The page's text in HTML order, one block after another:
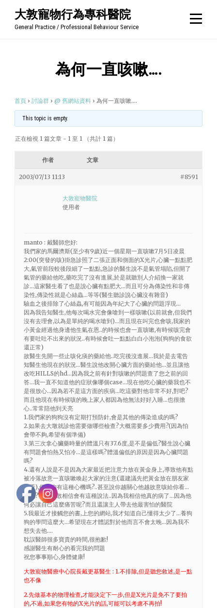
大敦寵物行為專科醫院
General Practice / Professional Behaviour Service
為何一直咳嗽….
首頁 › 討論群 › @ 舊網站資料 › 為何一直咳嗽….
This topic is empty.
正在檢視 1 篇文章 - 1 至 1 （共計 1 篇）
作者 文章
2003/07/13 11:13 #8591
大敦寵物醫院
使用者
manto : 戴醫師您好:
我們家的馬爾濟斯(至少有9歲)近一個星期一直咳嗽7月5日凌晨
2:00(突發的咳)掛急診照了二張正面和側面的X光片,心臟一點點肥
大,氣管前段較後段細了一點點,急診的醫生說不是氣管塌陷,但開了
氣管的藥給他吃,藥吃完了沒有進展,於是就聽別人介紹換一家就
診…這家醫生看了也是說心臟有點肥大…而且可分為傳染性和非傳
染性,傳染性就是心絲蟲…等等(醫生聽診說心臟沒有雜音)
驗血之後排除了心絲蟲,有可能因為年紀大了心臟的問題浮現…
因為我告知醫生,他每次喝水完會像嗆到一樣咳嗽(以前就會,但我們
沒有去理會,以為是單純的喝水嗆到)…而且現在叫完也會咳,我家的
小黃金經過他身邊他生氣在恩..的時候也會一直咳嗽,有時候咳完會
有要吐吐不出來的狀況..有時候會吐一點點白白小泡泡(狗狗的食欲
還正常)
故醫生先開一些止咳化痰的藥給他..吃完後沒進展…我於是去電告
知醫生他現在的狀況…醫生說他改開心臟方面的藥給他…並且讓他
改吃HILLS的hd…因為我之前有針對咳嗽的問題查了您之前的回
答…我一直不知道他的症狀像哪個case…現在他吃心臟的藥我也不
是很放心…因為若不是這方面的疾病…吃這藥對他非常不好,對吧?
而且他現在有時候咳的晚上家人都因為他無法好好入睡…也很擔
心..常常陪他到天亮
1.我們家的狗狗沒有定期打預防針,會是其他的傳染造成的嗎?
2.如果去大墩就診他需要做哪些檢查?大概需要多少費用?(因為怕
會帶不夠,希望有個準備)
3.第三次拿心臟藥時量的體溫只有37.6度,是不是偏低?醫生說心臟
有問題會怕熱又怕冷…是這樣嗎?體溫偏低的原因是因為心臟問題
嗎?
4.還有人說是不是因為大家最近把注意力放在黃金身上,導致他有點
被冷落故意一直咳嗽喚起大家的注意(還建議先把黃金放在朋友家
看看),但是狗有這種心機嗎?..甚至說你越關心他越故意咳給你看…
會嗎?我真不敢相信會有這種說法..因為我相信他真的病了…因為他
何必讓自己這麼痛苦呢?而且還讓主人帶去他最害怕的醫院
5.我最近才接觸您的書,上您的網站,我才知道自己懂得太少了…養狗
狗的學問這麼大…希望現在才體認對於他而言不會太晚…因為我不
想失去他….
耽誤醫師很多寶貴的時間,很抱歉!
感謝醫生有耐心的看完我的問題
祝您事事順心,身體健康!
大敦寵物醫療中心院長戴更基醫生 : 1.不排除,但是聽您敘述,是一點
也不像
2.先做基本的物理檢查,才能決定下一步,但是X光片是免不了要拍
的,不過,如果您有牠的X光片的話,可能可以考慮不再拍!